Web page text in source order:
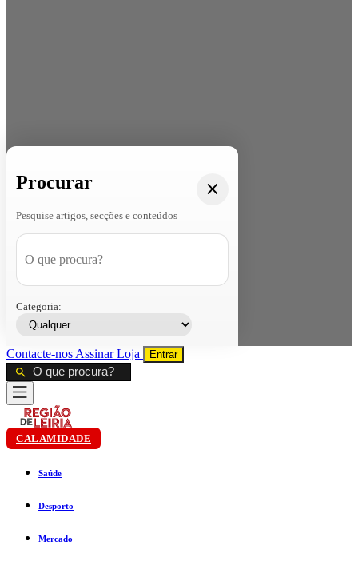
Procurar
Pesquise artigos, secções e conteúdos
Categoria:
Contacte-nos AssinarLoja Entrar
CALAMIDADE
Saúde
Desporto
Mercado